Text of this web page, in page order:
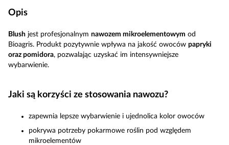
Opis
Blush jest profesjonalnym nawozem mikroelementowym od
Bioagris. Produkt pozytywnie wpływa na jakość owoców papryki
oraz pomidora, pozwalając uzyskać im intensywniejsze
wybarwienie.
Jaki są korzyści ze stosowania nawozu?
zapewnia lepsze wybarwienie i ujednolica kolor owoców
pokrywa potrzeby pokarmowe roślin pod względem
mikroelementów